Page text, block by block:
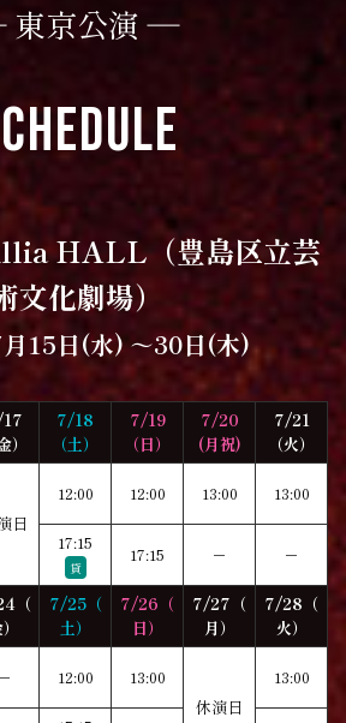
京公演 ―
HALL（豊島区立芸
文化劇場）
15日(水) ～30日(木)
）
7/18
（土）
7/19
（日）
7/20
(月祝)
7/21
（火）
日
12:00 12:00 13:00 13:00
17:15
貸
17:15 － －
（
7/25（
土）
7/26（
日）
7/27（
月）
7/28（
火）
－ 12:00
13:00
休演日
13:00